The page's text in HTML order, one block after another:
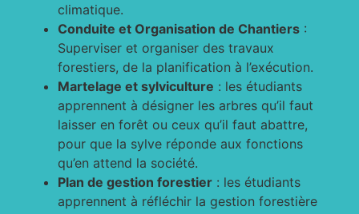
climatique.
Conduite et Organisation de Chantiers :
Superviser et organiser des travaux
forestiers, de la planification à l’exécution.
Martelage et sylviculture : les étudiants
apprennent à désigner les arbres qu’il faut
laisser en forêt ou ceux qu’il faut abattre,
pour que la sylve réponde aux fonctions
qu’en attend la société.
Plan de gestion forestier : les étudiants
apprennent à réfléchir la gestion forestière